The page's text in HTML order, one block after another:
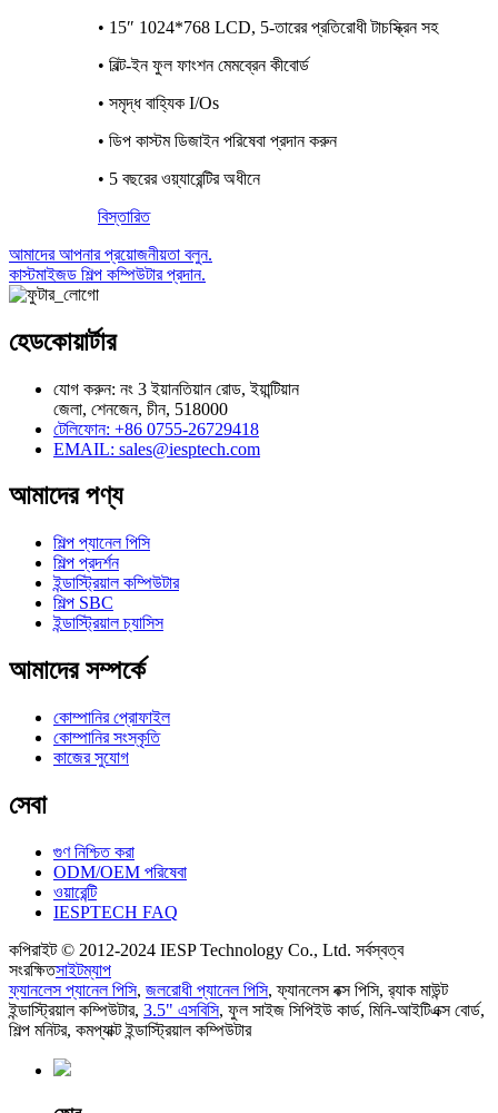
• 15″ 1024*768 LCD, 5-তারের প্রতিরোধী টাচস্ক্রিন সহ
• বিল্ট-ইন ফুল ফাংশন মেমব্রেন কীবোর্ড
• সমৃদ্ধ বাহ্যিক I/Os
• ডিপ কাস্টম ডিজাইন পরিষেবা প্রদান করুন
• 5 বছরের ওয়্যারেন্টির অধীনে
বিস্তারিত
আমাদের আপনার প্রয়োজনীয়তা বলুন.
কাস্টমাইজড শিল্প কম্পিউটার প্রদান.
হেডকোয়ার্টার
যোগ করুন: নং 3 ইয়ানতিয়ান রোড, ইয়ান্টিয়ান
জেলা, শেনজেন, চীন, 518000
টেলিফোন: +86 0755-26729418
EMAIL: sales@iesptech.com
আমাদের পণ্য
শিল্প প্যানেল পিসি
শিল্প প্রদর্শন
ইন্ডাস্ট্রিয়াল কম্পিউটার
শিল্প SBC
ইন্ডাস্ট্রিয়াল চ্যাসিস
আমাদের সম্পর্কে
কোম্পানির প্রোফাইল
কোম্পানির সংস্কৃতি
কাজের সুযোগ
সেবা
গুণ নিশ্চিত করা
ODM/OEM পরিষেবা
ওয়ারেন্টি
IESPTECH FAQ
কপিরাইট © 2012-2024 IESP Technology Co., Ltd. সর্বস্বত্ব
সংরক্ষিতসাইটম্যাপ
ফ্যানলেস প্যানেল পিসি, জলরোধী প্যানেল পিসি,ফ্যানলেস বক্স পিসি, র‌্যাক মাউন্ট
ইন্ডাস্ট্রিয়াল কম্পিউটার, 3.5" এসবিসি, ফুল সাইজ সিপিইউ কার্ড, মিনি-আইটিএক্স বোর্ড,
শিল্প মনিটর, কমপ্যাক্ট ইন্ডাস্ট্রিয়াল কম্পিউটার